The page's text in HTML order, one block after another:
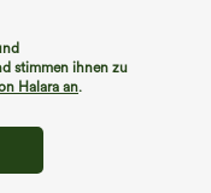
stimmen ihnen zu
Halara an.